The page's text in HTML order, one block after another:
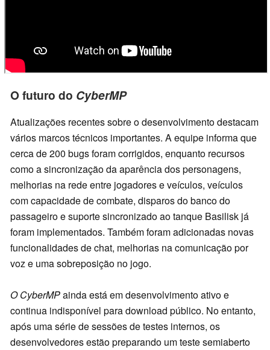
O futuro do CyberMP
Atualizações recentes sobre o desenvolvimento destacam
vários marcos técnicos importantes. A equipe informa que
cerca de 200 bugs foram corrigidos, enquanto recursos
como a sincronização da aparência dos personagens,
melhorias na rede entre jogadores e veículos, veículos
com capacidade de combate, disparos do banco do
passageiro e suporte sincronizado ao tanque Basilisk já
foram implementados. Também foram adicionadas novas
funcionalidades de chat, melhorias na comunicação por
voz e uma sobreposição no jogo.
O CyberMPainda está em desenvolvimento ativo e
continua indisponível para download público. No entanto,
após uma série de sessões de testes internos, os
desenvolvedores estão preparando um teste semiaberto